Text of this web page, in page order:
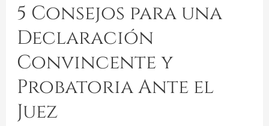
5 Consejos para una
Declaración
Convincente y
Probatoria Ante el
Juez